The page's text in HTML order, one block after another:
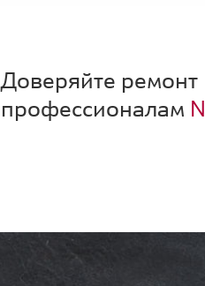
Доверяйте ремонт
профессионалам